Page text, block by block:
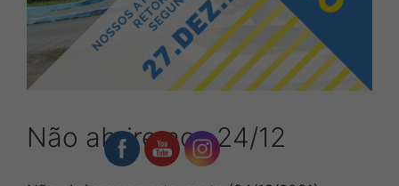
Não abriremos 24/12